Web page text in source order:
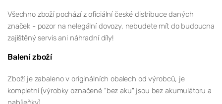
Všechno zboží pochází z oficiální české distribuce daných
značek - pozor na nelegální dovozy, nebudete mít do budoucna
zajištěný servis ani náhradní díly!
Balení zboží
Zboží je zabaleno v originálních obalech od výrobců, je
kompletní (výrobky označené "bez aku" jsou bez akumulátoru a